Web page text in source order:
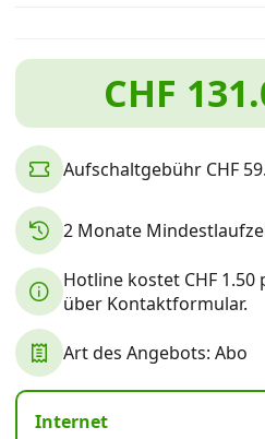
Aktionen
News
Forum
Über uns
Datenschutz· AGB·Impressum
CHF
Aufschaltgebühr CHF
2 Monate
Hotline kostet CHF
über Kontaktformular.
Art des Angebots: Abo
Internet